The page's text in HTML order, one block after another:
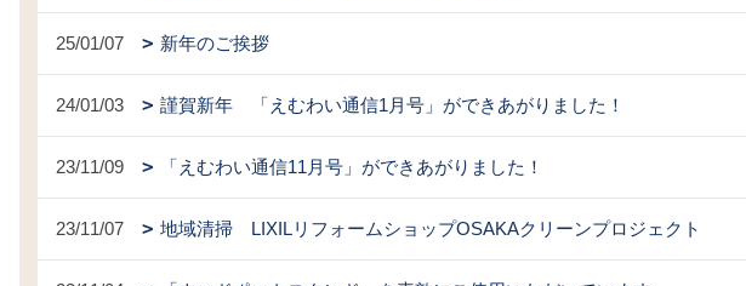
25/01/07 新年のご挨拶
24/01/03 謹賀新年 「えむわい通信1月号」ができあがりました！
23/11/09 「えむわい通信11月号」ができあがりました！
23/11/07 地域清掃 LIXILリフォームショップOSAKAクリーンプロジェクト